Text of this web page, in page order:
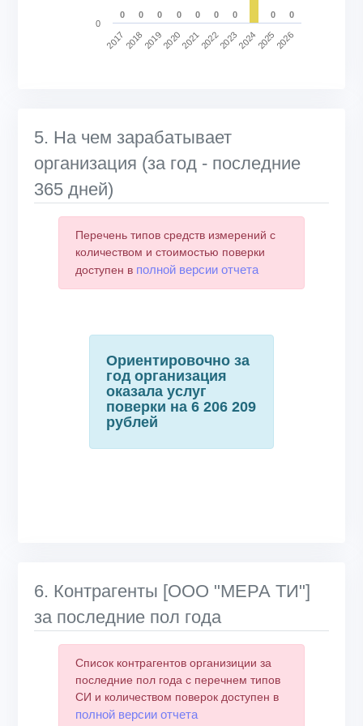
0 0 0 0 0 0 0 0 0
2017201820192020202120222023202420252026
0
5. На чем зарабатывает
организация (за год - последние
365 дней)
Перечень типов средств измерений с
количеством и стоимостью поверки
доступен в полной версии отчета
Ориентировочно за
год организация
оказала услуг
поверки на 6 206 209
рублей
6. Контрагенты [ООО "МЕРА ТИ"]
за последние пол года
Список контрагентов организиции за
последние пол года с перечнем типов
СИ и количеством поверок доступен в
полной версии отчета